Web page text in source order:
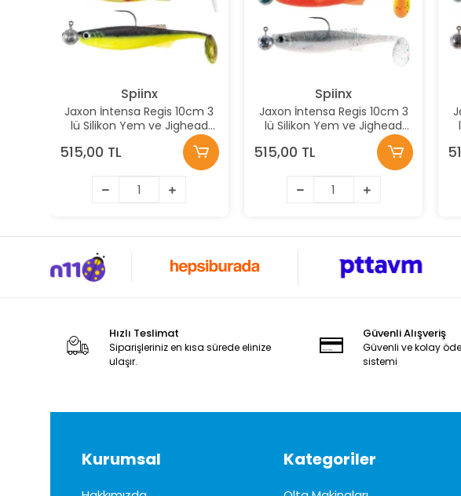
Spiinx
Jaxon İntensa Regis 10cm 3
lü Silikon Yem ve Jighead
515,00 TL
Spiinx
Jaxon İntensa Regis 10cm 3
lü Silikon Yem ve Jighead
515,00 TL
Hızlı Teslimat
Siparişleriniz en kısa sürede elinize
ulaşır.
Güvenli Alışveriş
Güvenli ve kolay
sistemi
Kurumsal Kategoriler